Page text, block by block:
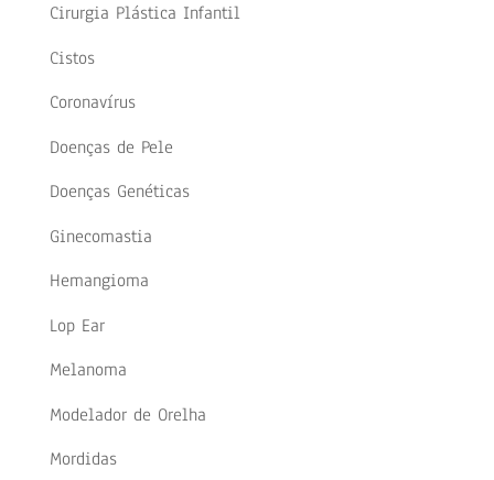
Cirurgia Plástica Infantil
Cistos
Coronavírus
Doenças de Pele
Doenças Genéticas
Ginecomastia
Hemangioma
Lop Ear
Melanoma
Modelador de Orelha
Mordidas